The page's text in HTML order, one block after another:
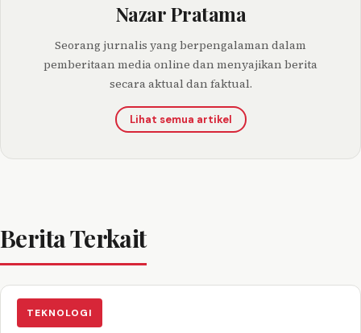
Nazar Pratama
Seorang jurnalis yang berpengalaman dalam
pemberitaan media online dan menyajikan berita
secara aktual dan faktual.
Lihat semua artikel
Berita Terkait
TEKNOLOGI